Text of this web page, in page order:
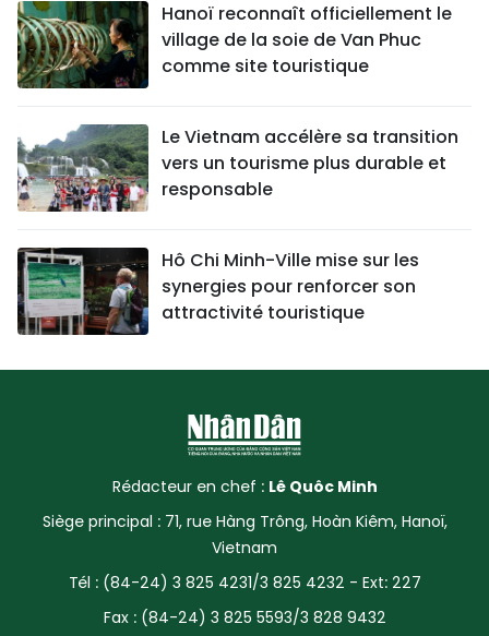
Hanoï reconnaît officiellement le
village de la soie de Van Phuc
comme site touristique
Le Vietnam accélère sa transition
vers un tourisme plus durable et
responsable
Hô Chi Minh-Ville mise sur les
synergies pour renforcer son
attractivité touristique
Rédacteur en chef : Lê Quôc Minh
Siège principal : 71, rue Hàng Trông, Hoàn Kiêm, Hanoï,
Vietnam
Tél : (84-24) 3 825 4231/3 825 4232 - Ext: 227
Fax : (84-24) 3 825 5593/3 828 9432